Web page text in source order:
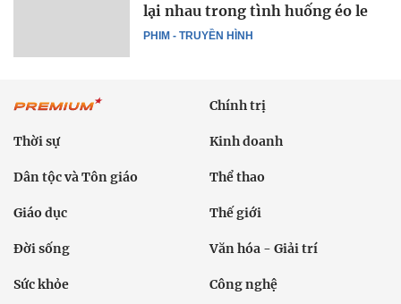
PHIM - TRUYỀN HÌNH
lại nhau trong tình huống éo le
Chính trị
Thời sự Kinh doanh
Dân tộc và Tôn giáo Thể thao
Giáo dục Thế giới
Đời sống Văn hóa - Giải trí
Sức khỏe Công nghệ